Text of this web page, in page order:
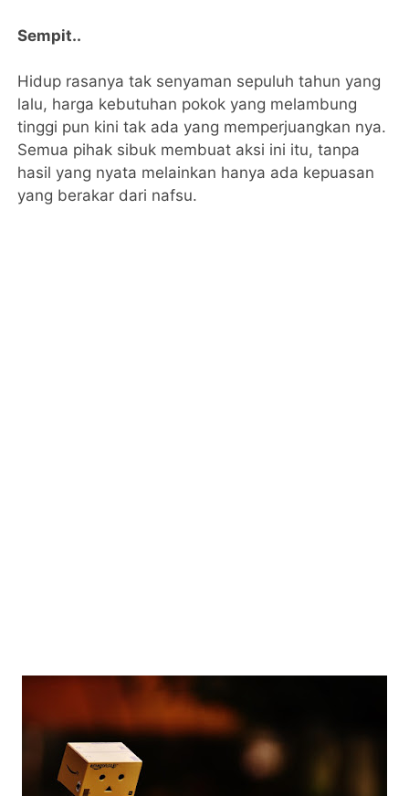
Sempit..
Hidup rasanya tak senyaman sepuluh tahun yang
lalu, harga kebutuhan pokok yang melambung
tinggi pun kini tak ada yang memperjuangkan nya.
Semua pihak sibuk membuat aksi ini itu, tanpa
hasil yang nyata melainkan hanya ada kepuasan
yang berakar dari nafsu.